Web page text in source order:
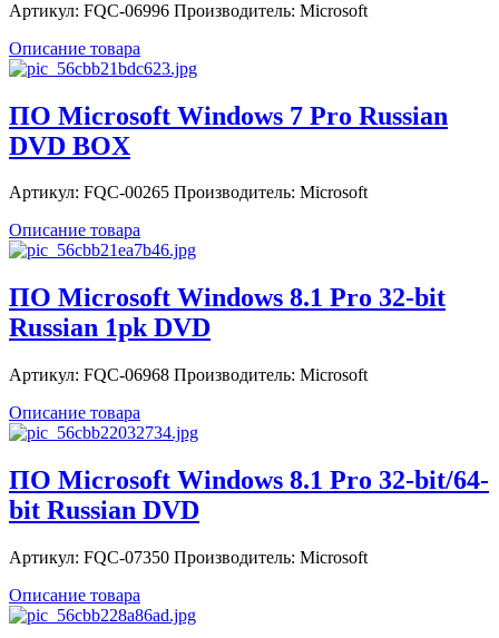
Артикул: FQC-06996 Производитель: Microsoft
Описание товара
ПО Microsoft Windows 7 Pro Russian
DVD BOX
Артикул: FQC-00265 Производитель: Microsoft
Описание товара
ПО Microsoft Windows 8.1 Pro 32-bit
Russian 1pk DVD
Артикул: FQC-06968 Производитель: Microsoft
Описание товара
ПО Microsoft Windows 8.1 Pro 32-bit/64-
bit Russian DVD
Артикул: FQC-07350 Производитель: Microsoft
Описание товара